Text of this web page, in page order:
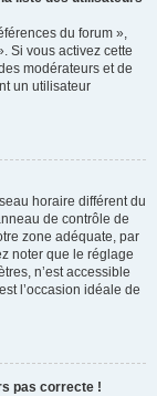
du forum »,
Si vous activez cette
modérateurs et de
un utilisateur
horaire différent du
de contrôle de
zone adéquate, par
noter que le réglage
n’est accessible
l’occasion idéale de
pas correcte !